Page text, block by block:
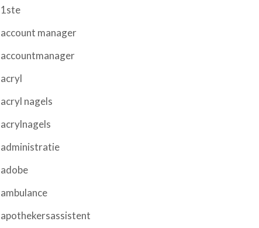
1ste
account manager
accountmanager
acryl
acryl nagels
acrylnagels
administratie
adobe
ambulance
apothekersassistent